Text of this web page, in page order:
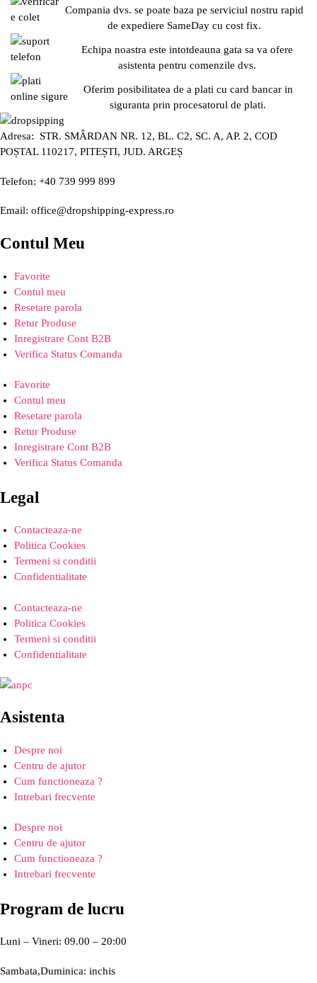
Compania dvs. se poate baza pe serviciul nostru rapid
de expediere SameDay cu cost fix.
Echipa noastra este intotdeauna gata sa va ofere
asistenta pentru comenzile dvs.
Oferim posibilitatea de a plati cu card bancar in
siguranta prin procesatorul de plati.
Adresa: STR. SMÂRDAN NR. 12, BL. C2, SC. A, AP. 2, COD
POȘTAL 110217, PITEȘTI, JUD. ARGEȘ
Telefon: +40 739 999 899
Email: office@dropshipping-express.ro
Contul Meu
Favorite
Contul meu
Resetare parola
Retur Produse
Inregistrare Cont B2B
Verifica Status Comanda
Favorite
Contul meu
Resetare parola
Retur Produse
Inregistrare Cont B2B
Verifica Status Comanda
Legal
Contacteaza-ne
Politica Cookies
Termeni si conditii
Confidentialitate
Contacteaza-ne
Politica Cookies
Termeni si conditii
Confidentialitate
Asistenta
Despre noi
Centru de ajutor
Cum functioneaza ?
Intrebari frecvente
Despre noi
Centru de ajutor
Cum functioneaza ?
Intrebari frecvente
Program de lucru
Luni – Vineri: 09.00 – 20:00
Sambata,Duminica: inchis